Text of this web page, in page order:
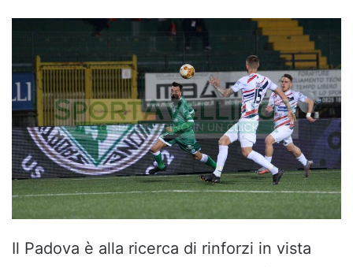
Il Padova è alla ricerca di rinforzi in vista